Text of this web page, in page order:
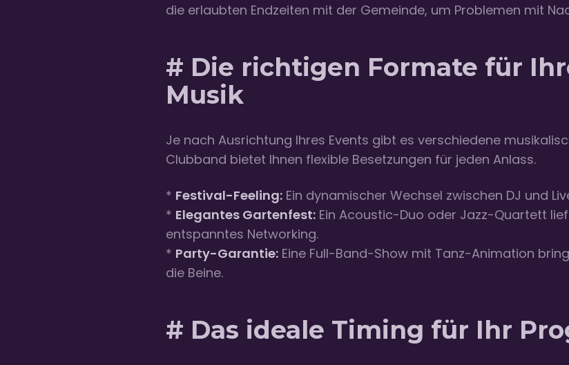
die erlaubten Endzeiten mit der Gemeinde, um Problemen mit
# Die richtigen Formate für
Musik
Je nach Ausrichtung Ihres Events gibt es verschiedene
Clubband bietet Ihnen flexible Besetzungen für jeden Anlass.
* Festival-Feeling: Ein dynamischer Wechsel zwischen DJ und
* Elegantes Gartenfest: Ein Acoustic-Duo oder Jazz-Quartett
entspanntes Networking.
* Party-Garantie: Eine Full-Band-Show mit Tanz-Animation
die Beine.
# Das ideale Timing für Ihr